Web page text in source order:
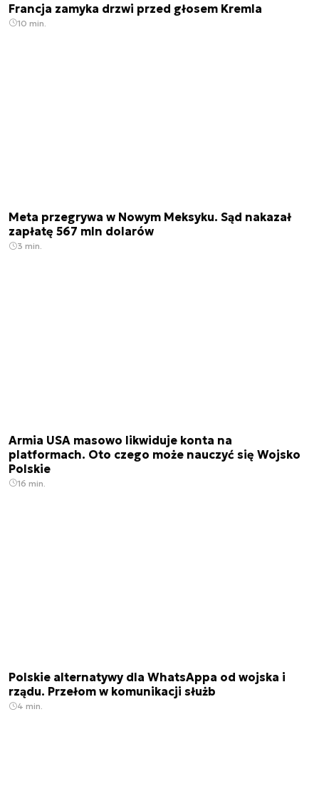
Francja zamyka drzwi przed głosem Kremla
10 min.
Meta przegrywa w Nowym Meksyku. Sąd nakazał
zapłatę 567 mln dolarów
3 min.
Armia USA masowo likwiduje konta na
platformach. Oto czego może nauczyć się Wojsko
Polskie
16 min.
Polskie alternatywy dla WhatsAppa od wojska i
rządu. Przełom w komunikacji służb
4 min.